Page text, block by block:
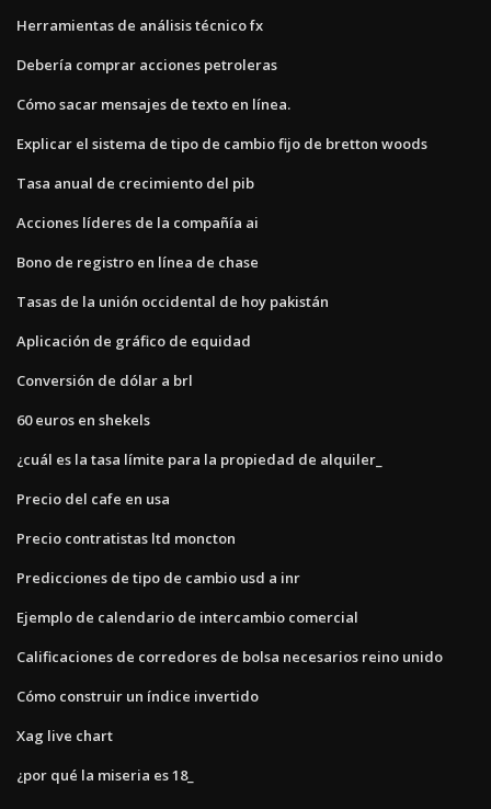
Herramientas de análisis técnico fx
Debería comprar acciones petroleras
Cómo sacar mensajes de texto en línea.
Explicar el sistema de tipo de cambio fijo de bretton woods
Tasa anual de crecimiento del pib
Acciones líderes de la compañía ai
Bono de registro en línea de chase
Tasas de la unión occidental de hoy pakistán
Aplicación de gráfico de equidad
Conversión de dólar a brl
60 euros en shekels
¿cuál es la tasa límite para la propiedad de alquiler_
Precio del cafe en usa
Precio contratistas ltd moncton
Predicciones de tipo de cambio usd a inr
Ejemplo de calendario de intercambio comercial
Calificaciones de corredores de bolsa necesarios reino unido
Cómo construir un índice invertido
Xag live chart
¿por qué la miseria es 18_